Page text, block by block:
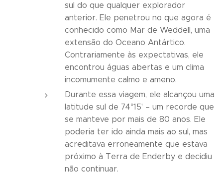
sul do que qualquer explorador
anterior. Ele penetrou no que agora é
conhecido como Mar de Weddell, uma
extensão do Oceano Antártico.
Contrariamente às expectativas, ele
encontrou águas abertas e um clima
incomumente calmo e ameno.
Durante essa viagem, ele alcançou uma
latitude sul de 74°15' – um recorde que
se manteve por mais de 80 anos. Ele
poderia ter ido ainda mais ao sul, mas
acreditava erroneamente que estava
próximo à Terra de Enderby e decidiu
não continuar.